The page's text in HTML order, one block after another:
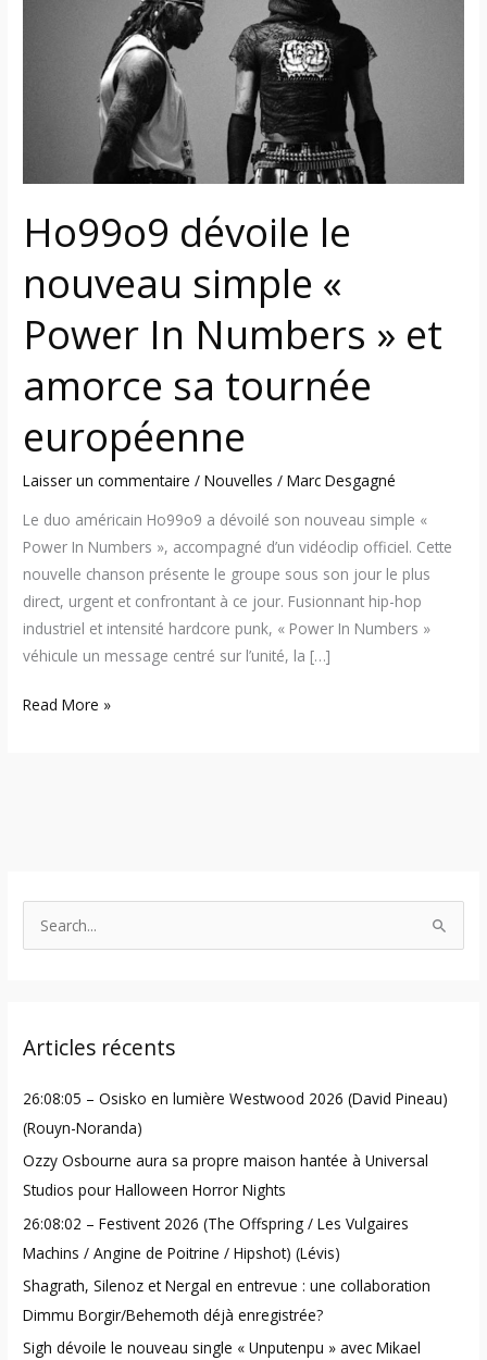
Ho99o9 dévoile le
nouveau simple «
Power In Numbers » et
amorce sa tournée
européenne
Laisser un commentaire /Nouvelles /Marc Desgagné
Le duo américain Ho99o9 a dévoilé son nouveau simple «
Power In Numbers », accompagné d’un vidéoclip officiel. Cette
nouvelle chanson présente le groupe sous son jour le plus
direct, urgent et confrontant à ce jour. Fusionnant hip-hop
industriel et intensité hardcore punk, « Power In Numbers »
véhicule un message centré sur l’unité, la […]
amorce
sa
tournée
Read More »
c
f
o
r
:
Articles récents
26:08:05 – Osisko en lumière Westwood 2026 (David Pineau)
(Rouyn-Noranda)
Ozzy Osbourne aura sa propre maison hantée à Universal
Studios pour Halloween Horror Nights
26:08:02 – Festivent 2026 (The Offspring / Les Vulgaires
Machins / Angine de Poitrine / Hipshot) (Lévis)
Shagrath, Silenoz et Nergal en entrevue : une collaboration
Dimmu Borgir/Behemoth déjà enregistrée?
Sigh dévoile le nouveau single « Unputenpu » avec Mikael